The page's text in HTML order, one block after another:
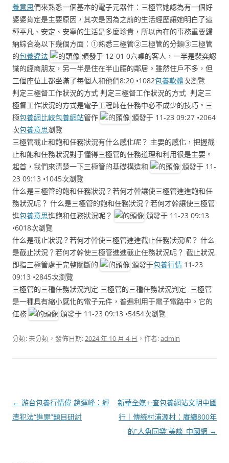
養意思們來熟悉一個基本的電子元器件：三極管她認為有一個好
婆婆肯定是主要原因，其次是因為之前的生活經歷讓她明白了這
種平凡、安定、安寧的生活是多麼珍貴，所以內在的事務重要歸
納綜合為以下幾個方面：①熟悉三極管②三極管的分類③三極管
的包養違法
頒發于 12-01 0六桌的客人，一半是裴奕認
識的經商朋友，另一半是住在半山腰的鄰居。雖然住戶不多，但
三個座位上都坐滿了每個人和他們8:20 •1082包養軟體次瀏覽
判定三極督工作狀況的方式 判定三極督工作狀況的方式 判定三
極督工作狀況的方式是電子工程師在任務中必不成少的技巧。三
極包養網比較包養網站管作
頒發于 11-23 09:27 •2064
次包養意思瀏覽
三極管截止和飽和任務狀況有什么感化呢？ 主要的感化，把握截
止和飽和任務狀況對于懂得三極管的任務道理和利用很是主要。
起首，我們來清楚一下三極管的基礎構造和
頒發于 11-
23 09:13 •1045次瀏覽
什么是三極管的飽和任務狀況？若何才幹讓使三極管進進飽和任
務狀況呢？ 什么是三極管的飽和任務狀況？若何才幹讓使三極管
進包養意思進飽和任務狀況呢？
頒發于 11-23 09:13
•6018次瀏覽
什么是截止狀況？若何才幹使三極管進進截止任務狀況呢？ 什么
是截止狀況？若何才幹使三極管進進截止任務狀況呢？ 截止狀況
即指三極管處于完整關斷的
頒發于包養行情 11-23
09:13 •2845次瀏覽
三極管的三種任務狀況判定 三極管的三種任務狀況判定 三極管
是一種具有縮小感化的電子元件，普遍利用于電子電路中。它的
任務
頒發于 11-23 09:13 •5454次瀏覽
分類: 未分類，發佈日期:2024 年 10 月 4 日 ，作者:admin
文
章
← 游台包養行情偉 趙運峰：經
濟犯法“進罪”題目研討
新華全媒+·查包養網站文明中國
行｜傳統村浦源村：賡續800年
的“人魚同樂”美談_中國網 →